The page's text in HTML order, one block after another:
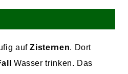
aufZisternen. Dort
Wasser trinken. Das